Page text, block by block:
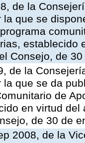
de la
la que se
establecido
Consejo, de
de la
la que se da
de
en virtud
de 30 de
2008, de la